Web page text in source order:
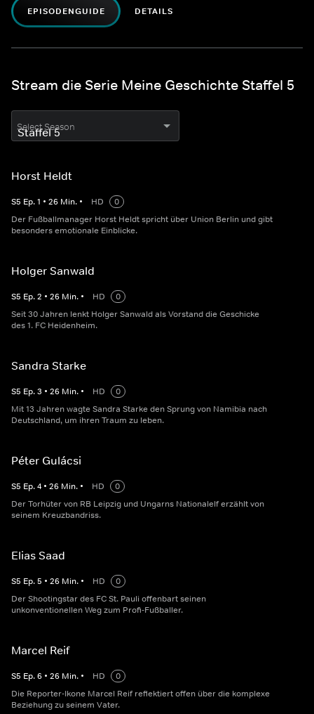
EPISODENGUIDE DETAILS
Stream die Serie Meine Geschichte Staffel 5
Select Season
Horst Heldt
S5 Ep.1 • 26 Min. • HD
0
Der Fußballmanager Horst Heldt spricht über Union Berlin und gibt
besonders emotionale Einblicke.
Holger Sanwald
S5 Ep.2 • 26 Min. • HD
0
Seit 30 Jahren lenkt Holger Sanwald als Vorstand die Geschicke
des 1. FC Heidenheim.
Sandra Starke
S5 Ep.3 • 26 Min. • HD
0
Mit 13 Jahren wagte Sandra Starke den Sprung von Namibia nach
Deutschland, um ihren Traum zu leben.
Péter Gulácsi
S5 Ep.4 • 26 Min. • HD
0
Der Torhüter von RB Leipzig und Ungarns Nationalelf erzählt von
seinem Kreuzbandriss.
Elias Saad
S5 Ep.5 • 26 Min. • HD
0
Der Shootingstar des FC St. Pauli offenbart seinen
unkonventionellen Weg zum Profi-Fußballer.
Marcel Reif
S5 Ep.6 • 26 Min. • HD
0
Die Reporter-Ikone Marcel Reif reflektiert offen über die komplexe
Beziehung zu seinem Vater.